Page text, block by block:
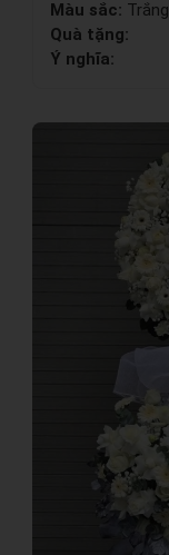
Màu sắc: Trắng
Quà tặng:
Ý nghĩa: